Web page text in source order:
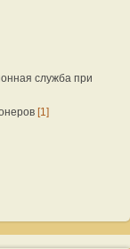
служба при
[1]